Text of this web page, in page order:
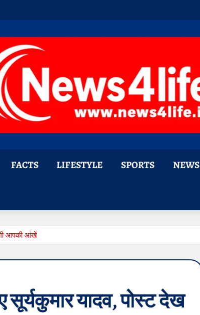
FACTS LIFESTYLE SPORTS NEWS
आपकी आंखें
सूर्यकुमार यादव, पोस्ट देख